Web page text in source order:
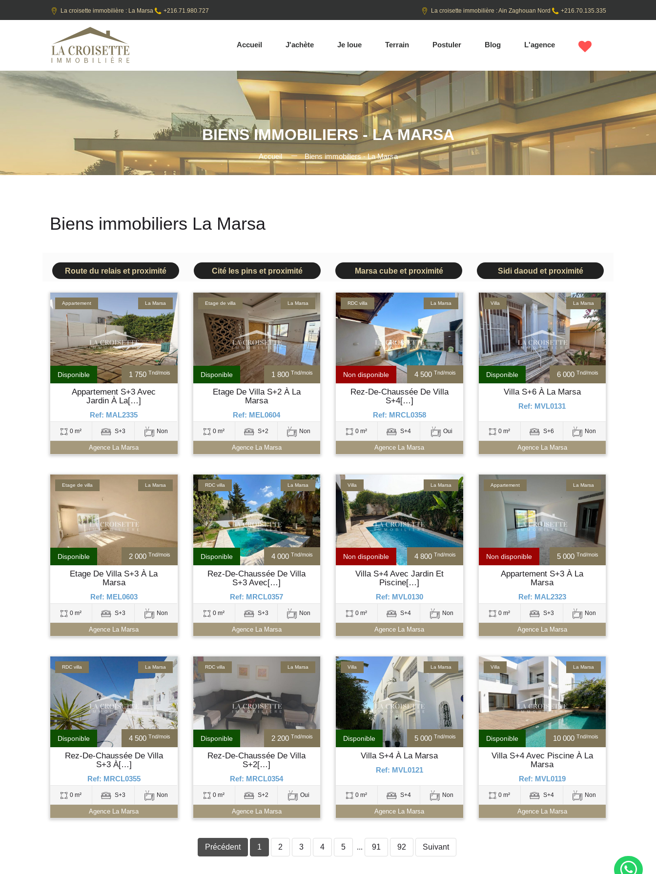
La croisette immobilière : La Marsa +216.71.980.727 La croisette immobilière : Ain Zaghouan Nord +216.70.135.335
Accueil J'achète Je loue Terrain Postuler Blog L'agence
BIENS IMMOBILIERS - LA MARSA
Accueil Biens immobiliers - La Marsa
Biens immobiliers La Marsa
Route du relais et proximité Cité les pins et proximité Marsa cube et proximité Sidi daoud et proximité
1 750 Tnd/mois
Disponible
La Marsa
Appartement
Appartement S+3 Avec
Jardin À La[…]
Ref: MAL2335
0 m² S+3 Non
Agence La Marsa
1 800 Tnd/mois
Disponible
La Marsa
Etage de villa
Etage De Villa S+2 À La
Marsa
Ref: MEL0604
0 m² S+2 Non
Agence La Marsa
4 500 Tnd/mois
Non disponible
La Marsa
RDC villa
Rez-De-Chaussée De Villa
S+4[…]
Ref: MRCL0358
0 m² S+4 Oui
Agence La Marsa
6 000 Tnd/mois
Disponible
La Marsa
Villa
Villa S+6 À La Marsa
Ref: MVL0131
0 m² S+6 Non
Agence La Marsa
2 000 Tnd/mois
Disponible
La Marsa
Etage de villa
Etage De Villa S+3 À La
Marsa
Ref: MEL0603
0 m² S+3 Non
Agence La Marsa
4 000 Tnd/mois
Disponible
La Marsa
RDC villa
Rez-De-Chaussée De Villa
S+3 Avec[…]
Ref: MRCL0357
0 m² S+3 Non
Agence La Marsa
4 800 Tnd/mois
Non disponible
La Marsa
Villa
Villa S+4 Avec Jardin Et
Piscine[…]
Ref: MVL0130
0 m² S+4 Non
Agence La Marsa
5 000 Tnd/mois
Non disponible
La Marsa
Appartement
Appartement S+3 À La
Marsa
Ref: MAL2323
0 m² S+3 Non
Agence La Marsa
4 500 Tnd/mois
Disponible
La Marsa
RDC villa
Rez-De-Chaussée De Villa
S+3 À[…]
Ref: MRCL0355
0 m² S+3 Non
Agence La Marsa
2 200 Tnd/mois
Disponible
La Marsa
RDC villa
Rez-De-Chaussée De Villa
S+2[…]
Ref: MRCL0354
0 m² S+2 Oui
Agence La Marsa
5 000 Tnd/mois
Disponible
La Marsa
Villa
Villa S+4 À La Marsa
Ref: MVL0121
0 m² S+4 Non
Agence La Marsa
10 000 Tnd/mois
Disponible
La Marsa
Villa
Villa S+4 Avec Piscine À La
Marsa
Ref: MVL0119
0 m² S+4 Non
Agence La Marsa
Précédent 1 2 3 4 5 ... 91 92 Suivant